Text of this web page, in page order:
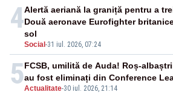
4
Social -31 iul. 2026, 07:24
Alertă aeriană la graniță pentru a
Două aeronave Eurofighter
sol
5Actualitate-30 iul. 2026, 21:14
FCSB, umilită de Auda! Roș-
au fost eliminați din Conference